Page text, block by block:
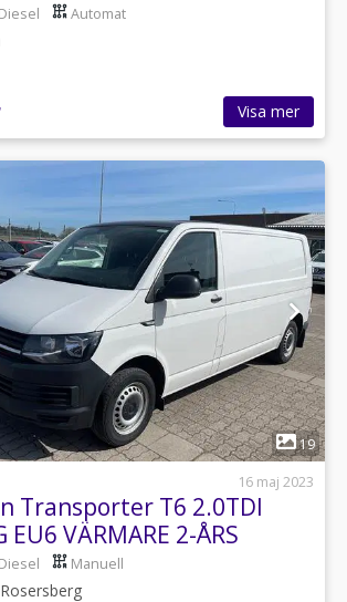
Diesel Automat
Visa mer
1
19
16 maj 2023
Transporter T6 2.0TDI
EU6 VÄRMARE 2-ÅRS
Diesel Manuell